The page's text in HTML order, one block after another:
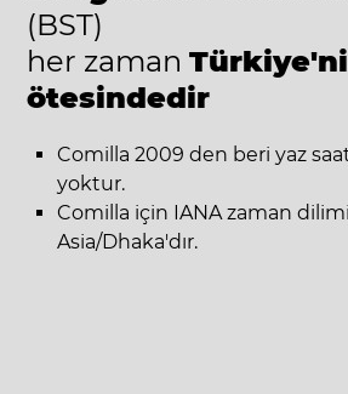
(BST)
her zaman
ötesindedir
Comilla 2009 den beri yaz
yoktur.
Comilla için IANA zaman dilimi
Asia/Dhaka'dır.